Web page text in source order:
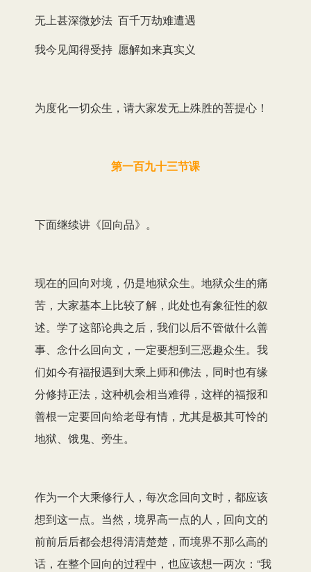
无上甚深微妙法 百千万劫难遭遇
我今见闻得受持 愿解如来真实义
为度化一切众生，请大家发无上殊胜的菩提心！
第一百九十三节课
下面继续讲《回向品》。
现在的回向对境，仍是地狱众生。地狱众生的痛
苦，大家基本上比较了解，此处也有象征性的叙
述。学了这部论典之后，我们以后不管做什么善
事、念什么回向文，一定要想到三恶趣众生。我
们如今有福报遇到大乘上师和佛法，同时也有缘
分修持正法，这种机会相当难得，这样的福报和
善根一定要回向给老母有情，尤其是极其可怜的
地狱、饿鬼、旁生。
作为一个大乘修行人，每次念回向文时，都应该
想到这一点。当然，境界高一点的人，回向文的
前前后后都会想得清清楚楚，而境界不那么高的
话，在整个回向的过程中，也应该想一两次：“我